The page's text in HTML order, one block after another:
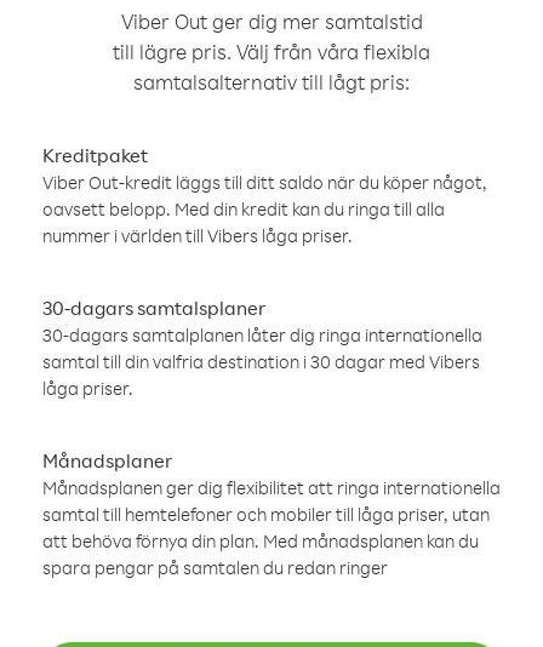
Viber Out ger dig mer samtalstid
till lägre pris. Välj från våra flexibla
samtalsalternativ till lågt pris:
Kreditpaket
Viber Out-kredit läggs till ditt saldo när du köper något,
oavsett belopp. Med din kredit kan du ringa till alla
nummer i världen till Vibers låga priser.
30-dagars samtalsplaner
30-dagars samtalplanen låter dig ringa internationella
samtal till din valfria destination i 30 dagar med Vibers
låga priser.
Månadsplaner
Månadsplanen ger dig flexibilitet att ringa internationella
samtal till hemtelefoner och mobiler till låga priser, utan
att behöva förnya din plan. Med månadsplanen kan du
spara pengar på samtalen du redan ringer